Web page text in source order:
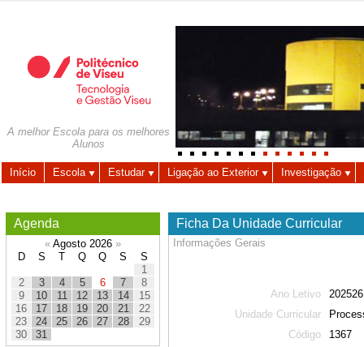
Autenticação
Utilizador
Palavra-chave
A melhor Escola para os melhores
Alunos
Início Escola Estudar Ligação ao Exterior Investigação
Agenda
« Agosto 2026 »
D
S T Q Q S
S
1
2
3 4 5 6 7
8
9
10 11 12 13 14
15
16
17 18 19 20 21
22
23
24 25 26 27 28
29
30
31
Ficha Da Unidade Curricular
Informações Gerais
Ano Letivo
202526
Unidade Curricular
Código
1367